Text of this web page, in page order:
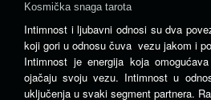
Kosmička snaga tarota
Intimnost i ljubavni odnosi su dva
koji gori u odnosu čuva vezu jakom i
Intimnost je energija koja
ojačaju svoju vezu. Intimnost u
uključenja u svaki segment partnera.